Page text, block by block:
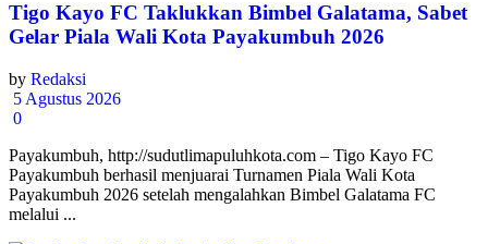
Tigo Kayo FC Taklukkan Bimbel Galatama, Sabet
Gelar Piala Wali Kota Payakumbuh 2026
by Redaksi
5 Agustus 2026
0
Payakumbuh, http://sudutlimapuluhkota.com – Tigo Kayo FC
Payakumbuh berhasil menjuarai Turnamen Piala Wali Kota
Payakumbuh 2026 setelah mengalahkan Bimbel Galatama FC
melalui ...